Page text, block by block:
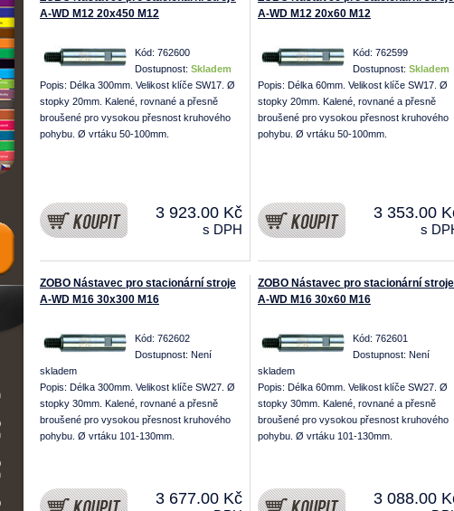
A-WD M12 20x450 M12
Kód: 762600
Dostupnost: Skladem
Popis: Délka 300mm. Velikost klíče SW17. Ø
stopky 20mm. Kalené, rovnané a přesně
broušené pro vysokou přesnost kruhového
pohybu. Ø vrtáku 50-100mm.
3 923.00 Kč
s DPH
A-WD M12 20x60 M12
Kód: 762599
Dostupnost: Skladem
Popis: Délka 60mm. Velikost klíče SW17. Ø
stopky 20mm. Kalené, rovnané a přesně
broušené pro vysokou přesnost kruhového
pohybu. Ø vrtáku 50-100mm.
3 353.00
s
ZOBO Nástavec pro stacionární stroje
A-WD M16 30x300 M16
Kód: 762602
Dostupnost: Není
skladem
Popis: Délka 300mm. Velikost klíče SW27. Ø
stopky 30mm. Kalené, rovnané a přesně
broušené pro vysokou přesnost kruhového
pohybu. Ø vrtáku 101-130mm.
3 677.00 Kč
ZOBO Nástavec pro stacionární stroje
A-WD M16 30x60 M16
Kód: 762601
Dostupnost: Není
skladem
Popis: Délka 60mm. Velikost klíče SW27. Ø
stopky 30mm. Kalené, rovnané a přesně
broušené pro vysokou přesnost kruhového
pohybu. Ø vrtáku 101-130mm.
3 088.00